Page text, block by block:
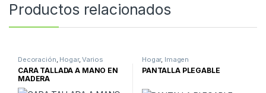
Productos relacionados
Decoración, Hogar,Varios
CARA TALLADA A MANO EN
MADERA
Hogar, Imagen
PANTALLA PLEGABLE